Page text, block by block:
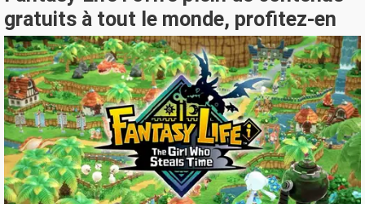
gratuits à tout le monde, profitez-en